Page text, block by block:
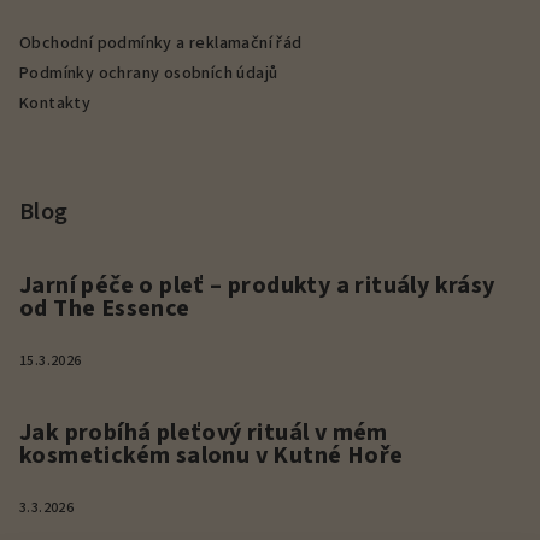
Obchodní podmínky a reklamační řád
Podmínky ochrany osobních údajů
Kontakty
Blog
Jarní péče o pleť – produkty a rituály krásy
od The Essence
15.3.2026
Jak probíhá pleťový rituál v mém
kosmetickém salonu v Kutné Hoře
3.3.2026